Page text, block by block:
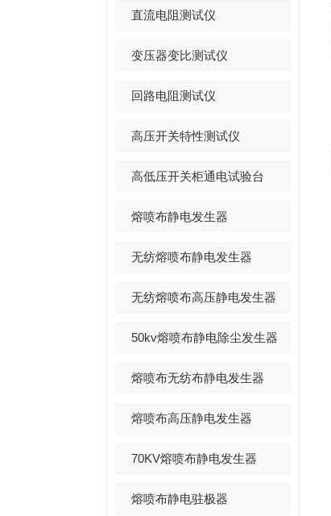
直流电阻测试仪
变压器变比测试仪
回路电阻测试仪
高压开关特性测试仪
高低压开关柜通电试验台
熔喷布静电发生器
无纺熔喷布静电发生器
无纺熔喷布高压静电发生器
50kv熔喷布静电除尘发生器
熔喷布无纺布静电发生器
熔喷布高压静电发生器
70KV熔喷布静电发生器
熔喷布静电驻极器